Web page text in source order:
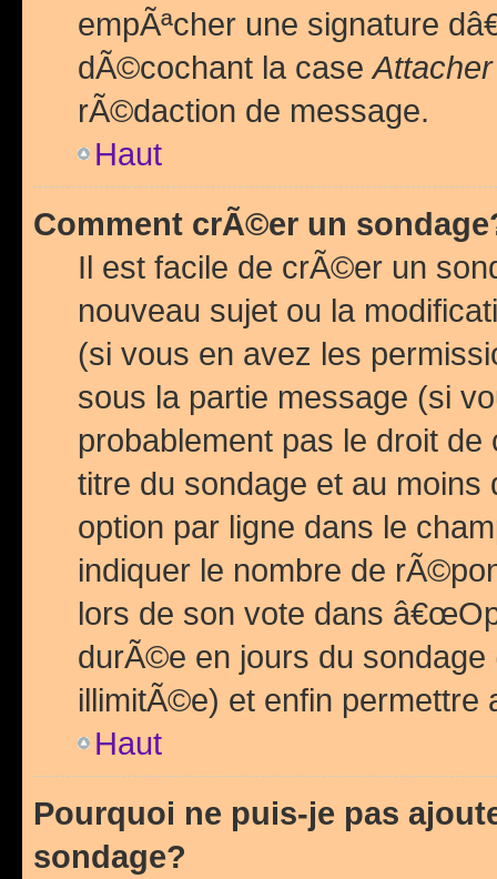
empÃªcher une signature
dÃ©cochant la case
rÃ©daction de message.
Haut
Comment crÃ©er un
Il est facile de crÃ©er un
nouveau sujet ou la
(si vous en avez les
sous la partie message (si
probablement pas le droit
titre du sondage et au
option par ligne dans le
indiquer le nombre de
lors de son vote dans
durÃ©e en jours du
illimitÃ©e) et enfin permettre
Haut
Pourquoi ne puis-je pas
sondage?